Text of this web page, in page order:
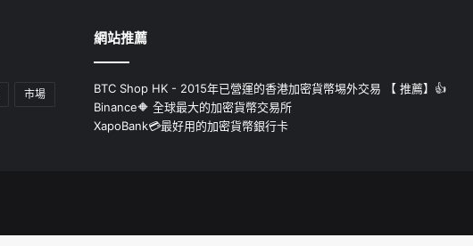
市場
網站推薦
BTC Shop HK - 2015年已營運的香港加密貨幣埸外交易 【 推薦】👍
Binance🔶 全球最大的加密貨幣交易所
XapoBank💳最好用的加密貨幣銀行卡